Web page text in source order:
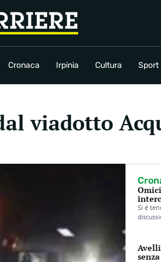
Cronaca Irpinia Cultura Sport
Sport Rubriche
viadotto
Si è